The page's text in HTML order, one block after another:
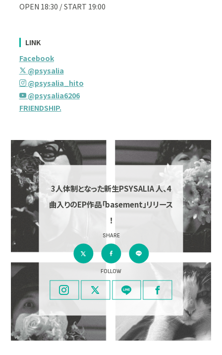
OPEN 18:30 / START 19:00
LINK
Facebook
@psysalia
@psysalia_hito
@psysalia6206
FRIENDSHIP.
3人体制となった新生PSYSALIA 人、4
曲入りのEP作品「basement」リリース
！
SHARE
FOLLOW